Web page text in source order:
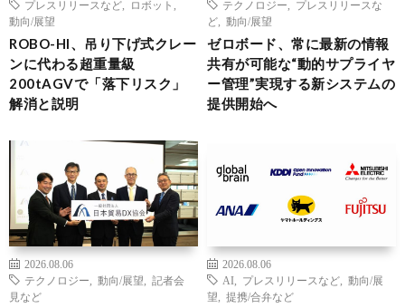
プレスリリースなど
ロボット
動向/展望
ROBO-HI、吊り下げ式クレー
ンに代わる超重量級
200tAGVで「落下リスク」
解消と説明
テクノロジー
プレスリリースな
ど
動向/展望
ゼロボード、常に最新の情報
共有が可能な“動的サプライヤ
ー管理”実現する新システムの
提供開始へ
2026.08.06
テクノロジー
動向/展望
記者会
見など
2026.08.06
AI
プレスリリースなど
動向/展
望
提携/合弁など